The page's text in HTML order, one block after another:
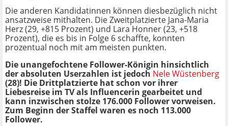
Die anderen Kandidatinnen können diesbezüglich nicht
ansatzweise mithalten. Die Zweitplatzierte Jana-Maria
Herz (29, +815 Prozent) und Lara Honner (23, +518
Prozent), die es bis in Folge 6 schaffte, konnten
prozentual noch mit am meisten punkten.
Die unangefochtene Follower-Königin hinsichtlich
der absoluten Userzahlen ist jedoch Nele Wüstenberg
(28)! Die Drittplatzierte hat schon vor ihrer
Liebesreise im TV als Influencerin gearbeitet und
kann inzwischen stolze 176.000 Follower vorweisen.
Zum Beginn der Staffel waren es noch 113.000
Follower.